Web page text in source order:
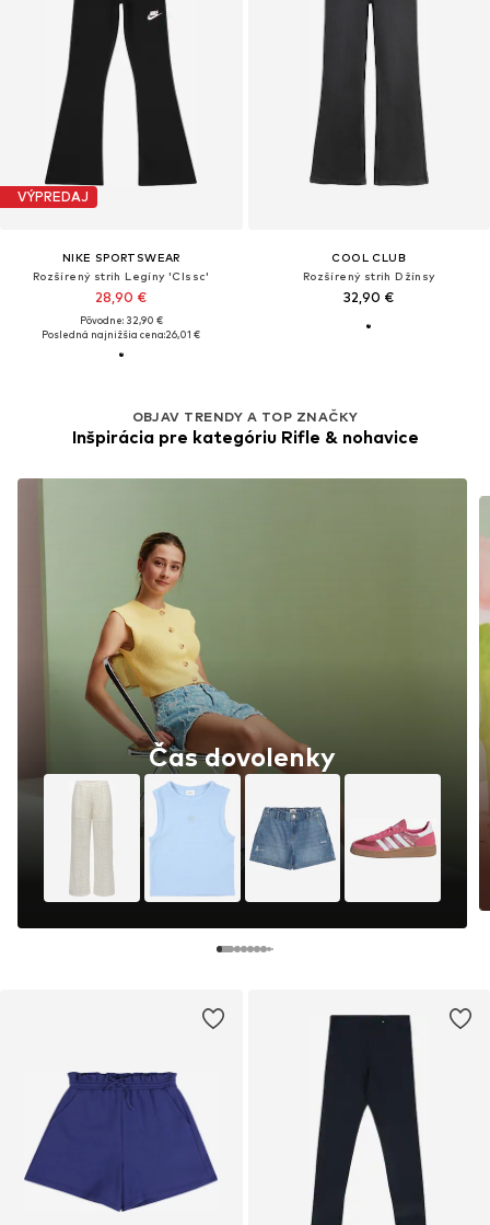
VÝPREDAJ
NIKE SPORTSWEAR
Rozšírený strih Legíny 'Clssc'
28,90 €
Pôvodne: 32,90 €
Posledná najnižšia cena:26,01 €
OBJAV TRENDY A TOP ZNAČKY
Inšpirácia pre kategóriu Rifle & nohavice
Čas dovolenky
COOL CLUB
Rozšírený strih Džínsy
32,90 €